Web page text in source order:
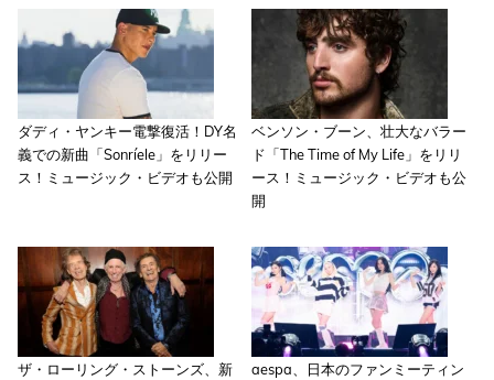
ダディ・ヤンキー電撃復活！DY名
義での新曲「Sonríele」をリリー
ス！ミュージック・ビデオも公開
ベンソン・ブーン、壮大なバラー
ド「The Time of My Life」をリリ
ース！ミュージック・ビデオも公
開
ザ・ローリング・ストーンズ、新
aespa、日本のファンミーティン